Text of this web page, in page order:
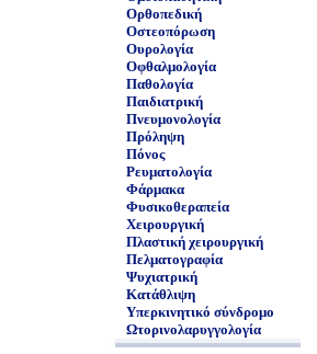
Ορθοπεδική
Οστεοπόρωση
Ουρολογία
Οφθαλμολογία
Παθολογία
Παιδιατρική
Πνευμονολογία
Πρόληψη
Πόνος
Ρευματολογία
Φάρμακα
Φυσικοθεραπεία
Χειρουργική
Πλαστική χειρουργική
Πελματογραφία
Ψυχιατρική
Κατάθλιψη
Υπερκινητικό σύνδρομο
Ωτορινολαρυγγολογία